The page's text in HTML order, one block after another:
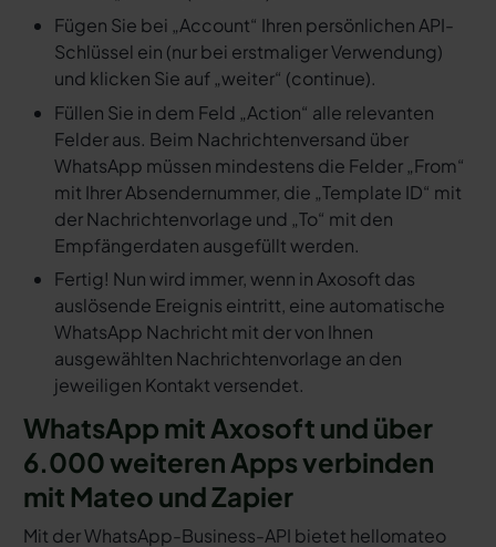
Fügen Sie bei „Account“ Ihren persönlichen API-
Schlüssel ein (nur bei erstmaliger Verwendung)
und klicken Sie auf „weiter“ (continue).
Füllen Sie in dem Feld „Action“ alle relevanten
Felder aus. Beim Nachrichtenversand über
WhatsApp müssen mindestens die Felder „From“
mit Ihrer Absendernummer, die „Template ID“ mit
der Nachrichtenvorlage und „To“ mit den
Empfängerdaten ausgefüllt werden.
Fertig! Nun wird immer, wenn in Axosoft das
auslösende Ereignis eintritt, eine automatische
WhatsApp Nachricht mit der von Ihnen
ausgewählten Nachrichtenvorlage an den
jeweiligen Kontakt versendet.
WhatsApp mit Axosoft und über
6.000 weiteren Apps verbinden
mit Mateo und Zapier
Mit der WhatsApp-Business-API bietet hellomateo